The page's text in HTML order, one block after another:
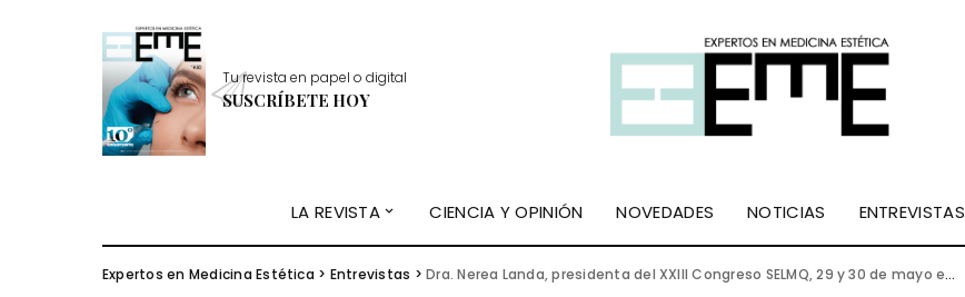
Tu revista en papel o digital
SUSCRÍBETE HOY
LA REVISTA CIENCIA Y OPINIÓN NOVEDADES NOTICIAS ENTREVISTAS
Expertos en Medicina Estética > Entrevistas >Dra. Nerea Landa, presidenta del XXIII Congreso SELMQ, 29 y 30 de mayo en Bilbao